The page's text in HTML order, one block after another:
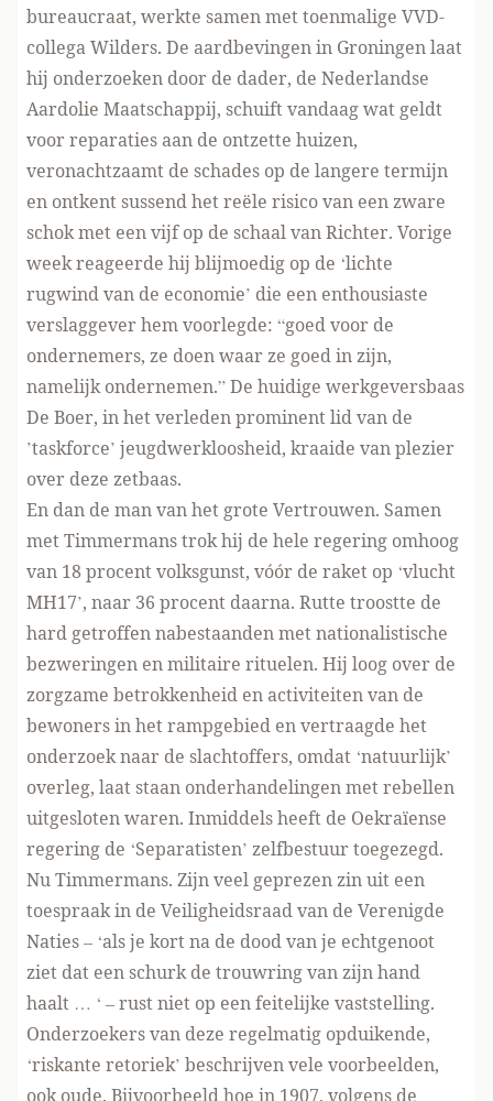
bureaucraat, werkte samen met toenmalige VVD-
collega Wilders. De aardbevingen in Groningen laat
hij onderzoeken door de dader, de Nederlandse
Aardolie Maatschappij, schuift vandaag wat geldt
voor reparaties aan de ontzette huizen,
veronachtzaamt de schades op de langere termijn
en ontkent sussend het reële risico van een zware
schok met een vijf op de schaal van Richter. Vorige
week reageerde hij blijmoedig op de ‘lichte
rugwind van de economie’ die een enthousiaste
verslaggever hem voorlegde: “goed voor de
ondernemers, ze doen waar ze goed in zijn,
namelijk ondernemen.” De huidige werkgeversbaas
De Boer, in het verleden prominent lid van de
’taskforce’ jeugdwerkloosheid, kraaide van plezier
over deze zetbaas.
En dan de man van het grote Vertrouwen. Samen
met Timmermans trok hij de hele regering omhoog
van 18 procent volksgunst, vóór de raket op ‘vlucht
MH17’, naar 36 procent daarna. Rutte troostte de
hard getroffen nabestaanden met nationalistische
bezweringen en militaire rituelen. Hij loog over de
zorgzame betrokkenheid en activiteiten van de
bewoners in het rampgebied en vertraagde het
onderzoek naar de slachtoffers, omdat ‘natuurlijk’
overleg, laat staan onderhandelingen met rebellen
uitgesloten waren. Inmiddels heeft de Oekraïense
regering de ‘Separatisten’ zelfbestuur toegezegd.
Nu Timmermans. Zijn veel geprezen zin uit een
toespraak in de Veiligheidsraad van de Verenigde
Naties – ‘als je kort na de dood van je echtgenoot
ziet dat een schurk de trouwring van zijn hand
haalt … ‘ – rust niet op een feitelijke vaststelling.
Onderzoekers van deze regelmatig opduikende,
‘riskante retoriek’ beschrijven vele voorbeelden,
ook oude. Bijvoorbeeld hoe in 1907, volgens de